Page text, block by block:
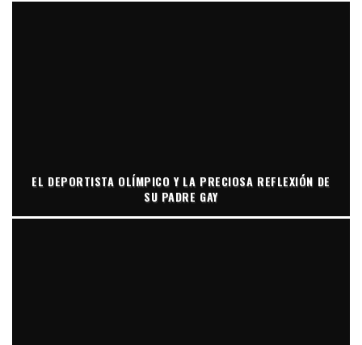
EL DEPORTISTA OLÍMPICO Y LA PRECIOSA REFLEXIÓN DE
SU PADRE GAY